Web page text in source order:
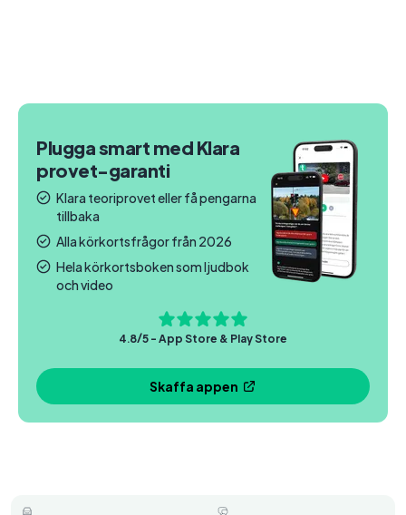
Plugga smart med Klara
provet-garanti
Klara teoriprovet eller få pengarna
tillbaka
Alla körkortsfrågor från 2026
Hela körkortsboken som ljudbok
och video
4.8/5 - App Store & Play Store
Skaffa appen